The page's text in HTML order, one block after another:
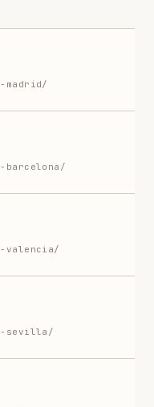
madrid/
barcelona/
valencia/
sevilla/